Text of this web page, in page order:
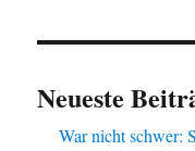
Neueste
War nicht schwer: